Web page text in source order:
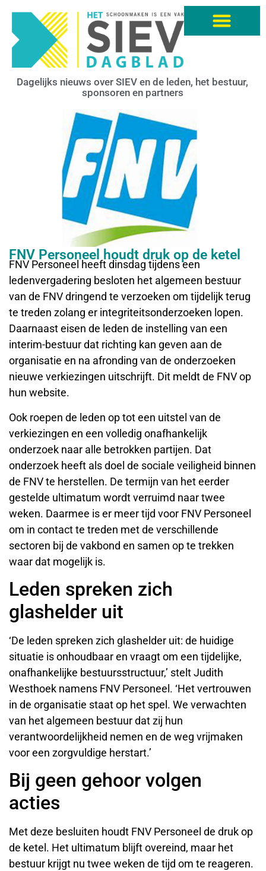
Dagelijks nieuws over SIEV en de leden, het bestuur,
sponsoren en partners
FNV Personeel houdt druk op de ketel
FNV Personeel heeft dinsdag tijdens een
ledenvergadering besloten het algemeen bestuur
van de FNV dringend te verzoeken om tijdelijk terug
te treden zolang er integriteitsonderzoeken lopen.
Daarnaast eisen de leden de instelling van een
interim-bestuur dat richting kan geven aan de
organisatie en na afronding van de onderzoeken
nieuwe verkiezingen uitschrijft. Dit meldt de FNV op
hun website.
Ook roepen de leden op tot een uitstel van de
verkiezingen en een volledig onafhankelijk
onderzoek naar alle betrokken partijen. Dat
onderzoek heeft als doel de sociale veiligheid binnen
de FNV te herstellen. De termijn van het eerder
gestelde ultimatum wordt verruimd naar twee
weken. Daarmee is er meer tijd voor FNV Personeel
om in contact te treden met de verschillende
sectoren bij de vakbond en samen op te trekken
waar dat mogelijk is.
Leden spreken zich
glashelder uit
‘De leden spreken zich glashelder uit: de huidige
situatie is onhoudbaar en vraagt om een tijdelijke,
onafhankelijke bestuursstructuur,’ stelt Judith
Westhoek namens FNV Personeel. ‘Het vertrouwen
in de organisatie staat op het spel. We verwachten
van het algemeen bestuur dat zij hun
verantwoordelijkheid nemen en de weg vrijmaken
voor een zorgvuldige herstart.’
Bij geen gehoor volgen
acties
Met deze besluiten houdt FNV Personeel de druk op
de ketel. Het ultimatum blijft overeind, maar het
bestuur krijgt nu twee weken de tijd om te reageren.